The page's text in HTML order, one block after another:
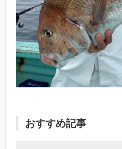
おすすめ記事